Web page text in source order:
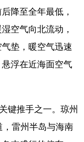
降至全年最低，
空气向北流动，
垫，暖空气迅速
浮在近海面空气
键推手之一。琼州
雷州半岛与海南